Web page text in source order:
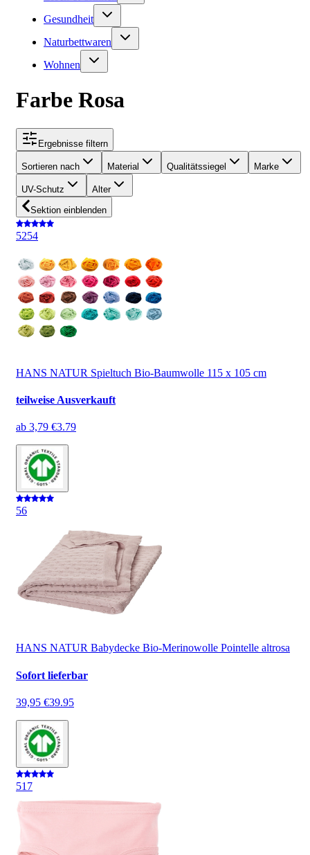
Gesundheit
Naturbettwaren
Wohnen
Farbe Rosa
Ergebnisse filtern
Sortieren nach Material Qualitätssiegel Marke
UV-Schutz
Alter
Sektion einblenden
5254
HANS NATUR Spieltuch Bio-Baumwolle 115 x 105 cm
teilweise Ausverkauft
ab 3,79 €3.79
56
HANS NATUR Babydecke Bio-Merinowolle Pointelle altrosa
Sofort lieferbar
39,95 €39.95
517